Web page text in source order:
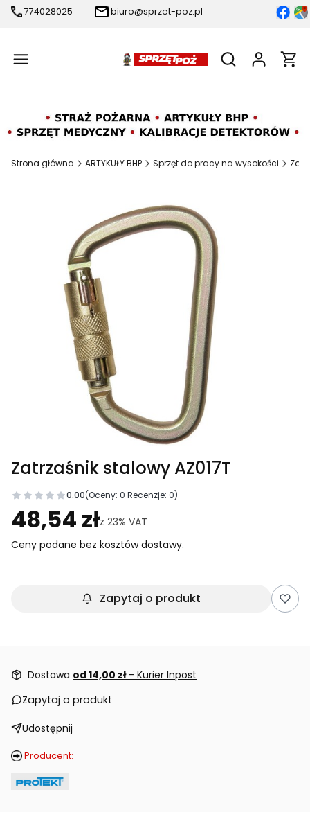
774028025 biuro@sprzet-poz.pl
Otwórz
Strona główna ARTYKUŁY BHP Sprzęt do pracy na wysokości
Zatrzaśnik stalowy AZ017T
0.00(Oceny: 0 Recenzje: 0)
Przejdź do sekcji Opinie
48,54 złz 23% VAT
Ceny podane bez kosztów dostawy.
Zapytaj o produkt
Dostawa od 14,00 zł - Kurier Inpost
Zapytaj o produkt
Udostępnij
Producent: